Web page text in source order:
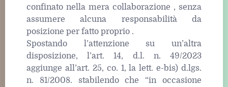
confinato nella mera collaborazione , senza
assumere alcuna responsabilità da
posizione per fatto proprio .
Spostando l’attenzione su un’altra
disposizione, l’art. 14, d.l. n. 49/2023
aggiunge all’art. 25, co. 1, la lett. e-bis) d.lgs.
n. 81/2008. stabilendo che “in occasione